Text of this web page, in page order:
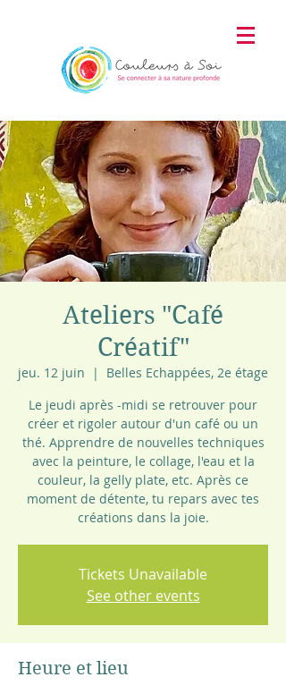
Ateliers "Café
Créatif"
jeu. 12 juin
  |
Belles Echappées, 2e étage
Le jeudi après -midi se retrouver pour
créer et rigoler autour d'un café ou un
thé. Apprendre de nouvelles techniques
avec la peinture, le collage, l'eau et la
couleur, la gelly plate, etc. Après ce
moment de détente, tu repars avec tes
Tickets Unavailable
See other events
Heure et lieu